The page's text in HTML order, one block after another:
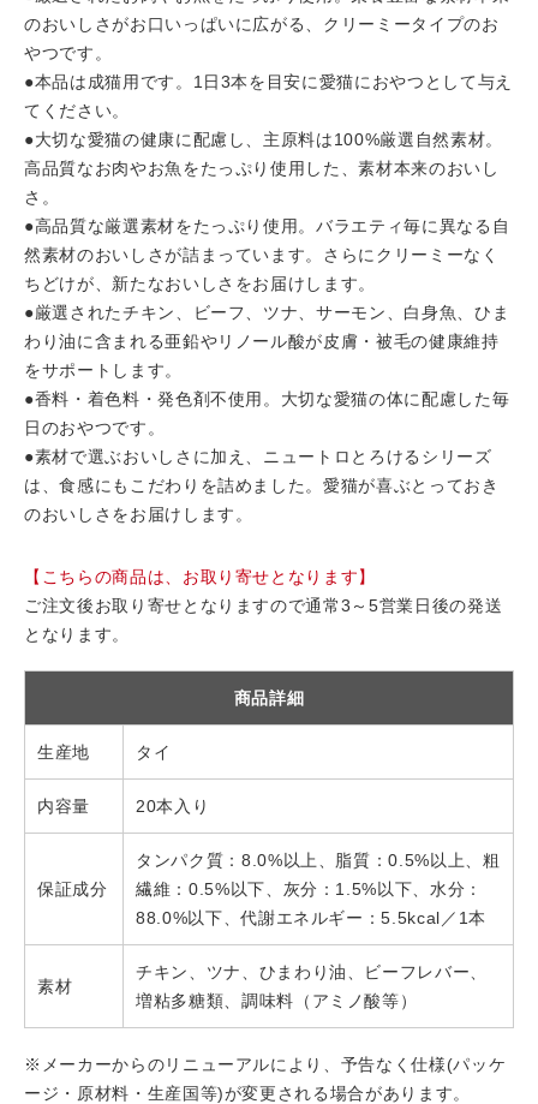
のおいしさがお口いっぱいに広がる、クリーミータイプのお
やつです。
●本品は成猫用です。1日3本を目安に愛猫におやつとして与え
てください。
●大切な愛猫の健康に配慮し、主原料は100%厳選自然素材。
高品質なお肉やお魚をたっぷり使用した、素材本来のおいし
さ。
●高品質な厳選素材をたっぷり使用。バラエティ毎に異なる自
然素材のおいしさが詰まっています。さらにクリーミーなく
ちどけが、新たなおいしさをお届けします。
●厳選されたチキン、ビーフ、ツナ、サーモン、白身魚、ひま
わり油に含まれる亜鉛やリノール酸が皮膚・被毛の健康維持
をサポートします。
●香料・着色料・発色剤不使用。大切な愛猫の体に配慮した毎
日のおやつです。
●素材で選ぶおいしさに加え、ニュートロとろけるシリーズ
は、食感にもこだわりを詰めました。愛猫が喜ぶとっておき
のおいしさをお届けします。
【こちらの商品は、お取り寄せとなります】
ご注文後お取り寄せとなりますので通常3～5営業日後の発送
となります。
商品詳細
生産地 タイ
内容量 20本入り
保証成分
タンパク質：8.0%以上、脂質：0.5%以上、粗
繊維：0.5%以下、灰分：1.5%以下、水分：
88.0%以下、代謝エネルギー：5.5kcal／1本
素材
チキン、ツナ、ひまわり油、ビーフレバー、
増粘多糖類、調味料（アミノ酸等）
※メーカーからのリニューアルにより、予告なく仕様(パッケ
ージ・原材料・生産国等)が変更される場合があります。